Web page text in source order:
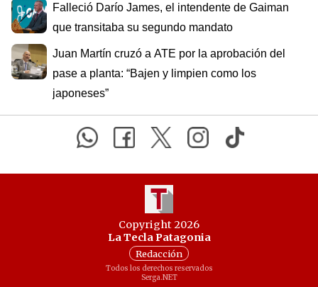
Falleció Darío James, el intendente de Gaiman
que transitaba su segundo mandato
Juan Martín cruzó a ATE por la aprobación del
pase a planta: “Bajen y limpien como los
japoneses”
Copyright 2026
La Tecla Patagonia
Redacción
Todos los derechos reservados
Serga.NET